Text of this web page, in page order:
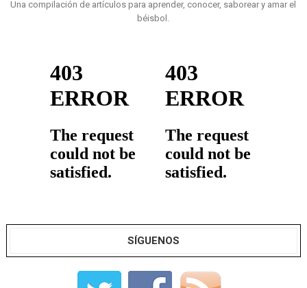
Una compilación de artículos para aprender, conocer, saborear y amar el
béisbol.
SÍGUENOS